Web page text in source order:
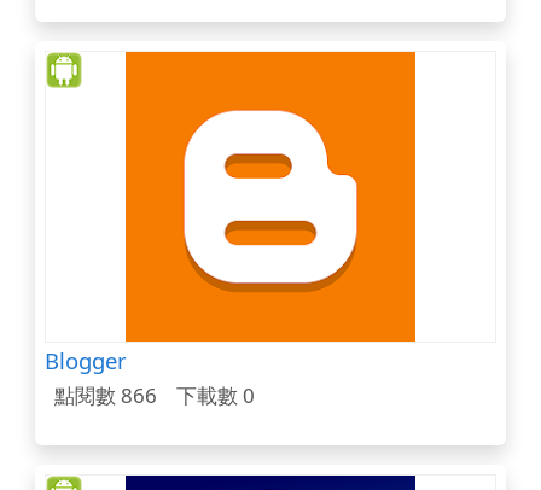
Blogger
點閱數 866 下載數 0